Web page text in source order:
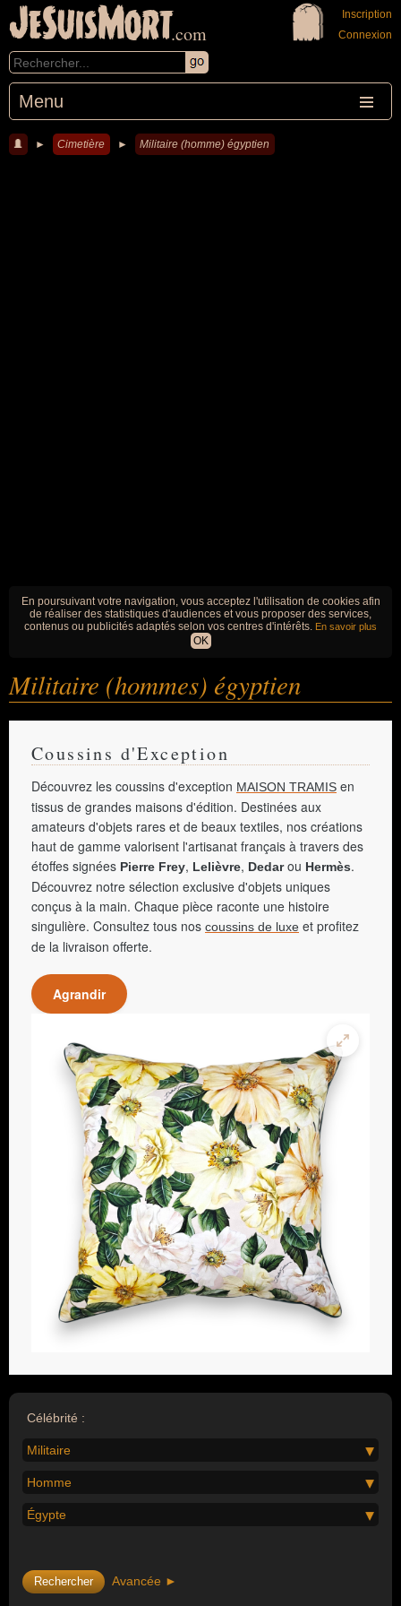
JeSuisMort.com
Menu
Inscription
Connexion
► Cimetière ► Militaire (homme) égyptien
En poursuivant votre navigation, vous acceptez l'utilisation de cookies afin
de réaliser des statistiques d'audiences et vous proposer des services,
contenus ou publicités adaptés selon vos centres d'intérêts. En savoir plus
OK
Militaire (hommes) égyptien
Coussins d'Exception
Découvrez les coussins d'exception MAISON TRAMIS en
tissus de grandes maisons d'édition. Destinées aux
amateurs d'objets rares et de beaux textiles, nos créations
haut de gamme valorisent l'artisanat français à travers des
étoffes signées Pierre Frey, Lelièvre, Dedarou Hermès.
Découvrez notre sélection exclusive d'objets uniques
conçus à la main. Chaque pièce raconte une histoire
singulière. Consultez tous nos coussins de luxe et profitez
de la livraison offerte.
Agrandir
Célébrité :
Militaire
Homme
Égypte
Avancée ►